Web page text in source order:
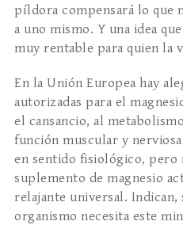
píldora compensará lo que
a uno mismo. Y una idea
muy rentable para quien la
En la Unión Europea hay
autorizadas para el
el cansancio, al
función muscular y
en sentido fisiológico, pero
suplemento de magnesio
relajante universal. Indican,
organismo necesita este